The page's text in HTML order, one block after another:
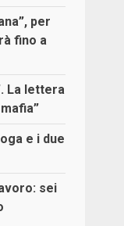
per
fino a
La lettera
e i due
sei